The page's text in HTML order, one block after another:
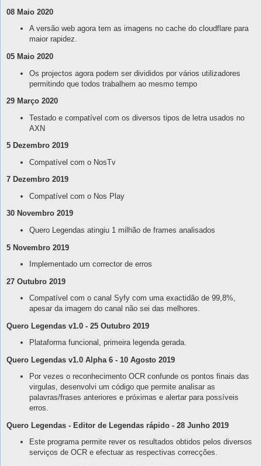
08 Maio 2020
A versão web agora tem as imagens no cache do cloudflare para
maior rapidez.
05 Maio 2020
Os projectos agora podem ser divididos por vários utilizadores
permitindo que todos trabalhem ao mesmo tempo
29 Março 2020
Testado e compatível com os diversos tipos de letra usados no
AXN
5 Dezembro 2019
Compatível com o NosTv
7 Dezembro 2019
Compatível com o Nos Play
30 Novembro 2019
Quero Legendas atingiu 1 milhão de frames analisados
5 Novembro 2019
Implementado um corrector de erros
27 Outubro 2019
Compatível com o canal Syfy com uma exactidão de 99,8%,
apesar da imagem do canal não sei das melhores.
Quero Legendas v1.0 - 25 Outubro 2019
Plataforma funcional, primeira legenda gerada.
Quero Legendas v1.0 Alpha 6 - 10 Agosto 2019
Por vezes o reconhecimento OCR confunde os pontos finais das
virgulas, desenvolvi um código que permite analisar as
palavras/frases anteriores e próximas e alertar para possíveis
erros.
Quero Legendas - Editor de Legendas rápido - 28 Junho 2019
Este programa permite rever os resultados obtidos pelos diversos
serviços de OCR e efectuar as respectivas correcções.